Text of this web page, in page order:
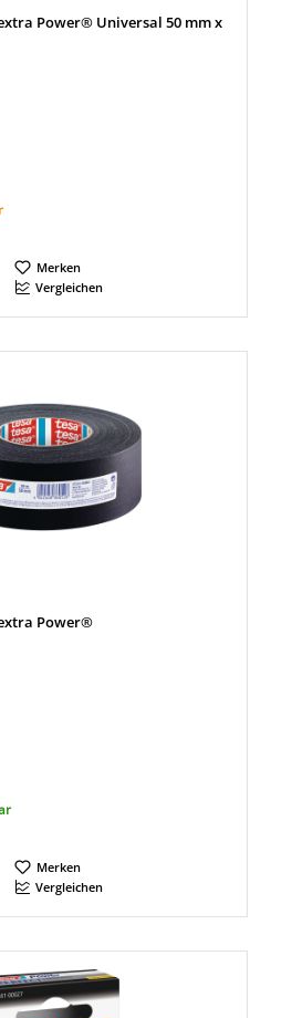
Power® Universal 50 mm x
Merken
Vergleichen
Power®
Merken
Vergleichen